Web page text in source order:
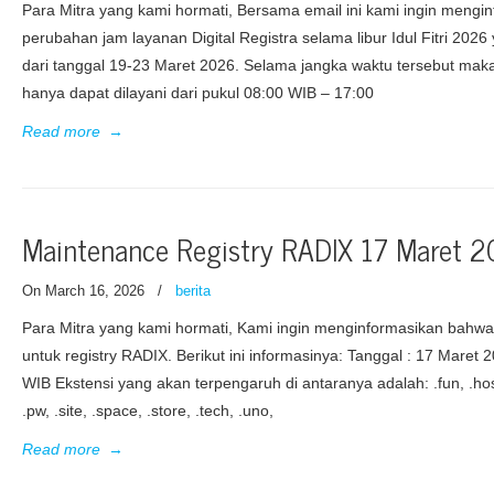
Para Mitra yang kami hormati, Bersama email ini kami ingin
perubahan jam layanan Digital Registra selama libur Idul Fitri
dari tanggal 19-23 Maret 2026. Selama jangka waktu tersebut
hanya dapat dilayani dari pukul 08:00 WIB – 17:00
Read more →
Maintenance Registry RADIX 17 Maret
On March 16, 2026 / berita
Para Mitra yang kami hormati, Kami ingin menginformasikan
untuk registry RADIX. Berikut ini informasinya: Tanggal : 17 Maret
WIB Ekstensi yang akan terpengaruh di antaranya adalah: .fun,
.pw, .site, .space, .store, .tech, .uno,
Read more →